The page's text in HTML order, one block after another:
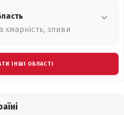
хмарність, зливи
ІНШІ ОБЛАСТІ